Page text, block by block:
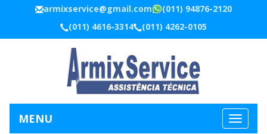
armixservice@gmail.com
(011) 94876-2120
(011) 4616-3314
(011) 4262-0105
MENU